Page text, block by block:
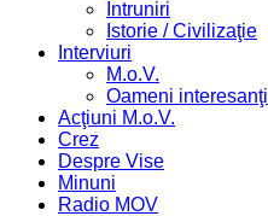
Întruniri
Istorie / Civilizaţie
Interviuri
M.o.V.
Oameni interesanţi
Acţiuni M.o.V.
Crez
Despre Vise
Minuni
Radio MOV